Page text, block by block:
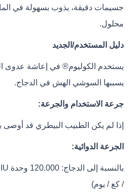
جسيمات دقيقة، يذوب بسهولة في
محلول.
دليل المستخدم/الجديد
يستخدم الكوليوم® في إعاشة عدوى
يسببها السوشي الهش في الدجاج.
جرعة الاستخدام والجرعة:
إذا لم يكن الطبيب البيطري قد أوصى
الجرعة الدوائية:
/ كغ / يوم)